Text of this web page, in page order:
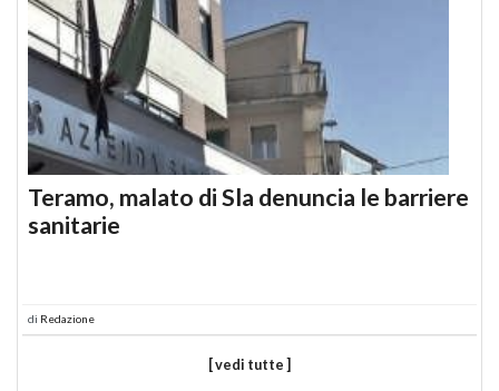
Teramo, malato di Sla denuncia le barriere
sanitarie
di Redazione
[ vedi tutte ]